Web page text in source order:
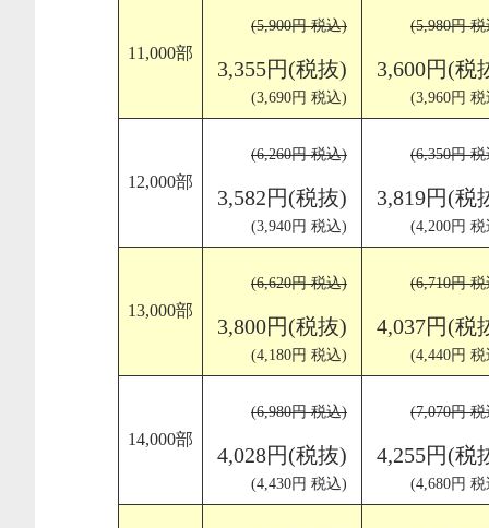
11,000部
(5,900円 税込)
3,355円(税抜)
(3,690円 税込)
(5,980円
3,600円(税
(3,960円
12,000部
(6,260円 税込)
3,582円(税抜)
(3,940円 税込)
(6,350円
3,819円(税
(4,200円
13,000部
(6,620円 税込)
3,800円(税抜)
(4,180円 税込)
(6,710円
4,037円(税
(4,440円
14,000部
(6,980円 税込)
4,028円(税抜)
(4,430円 税込)
(7,070円
4,255円(税
(4,680円